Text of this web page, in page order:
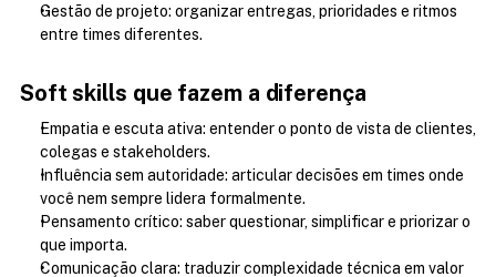
Gestão de projeto: organizar entregas, prioridades e ritmos
entre times diferentes.
Soft skills que fazem a diferença
Empatia e escuta ativa: entender o ponto de vista de clientes,
colegas e stakeholders.
Influência sem autoridade: articular decisões em times onde
você nem sempre lidera formalmente.
Pensamento crítico: saber questionar, simplificar e priorizar o
que importa.
Comunicação clara: traduzir complexidade técnica em valor